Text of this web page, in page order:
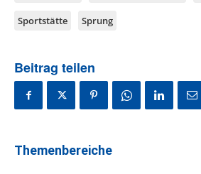
Sportstätte Sprung
Beitrag teilen
Themenbereiche